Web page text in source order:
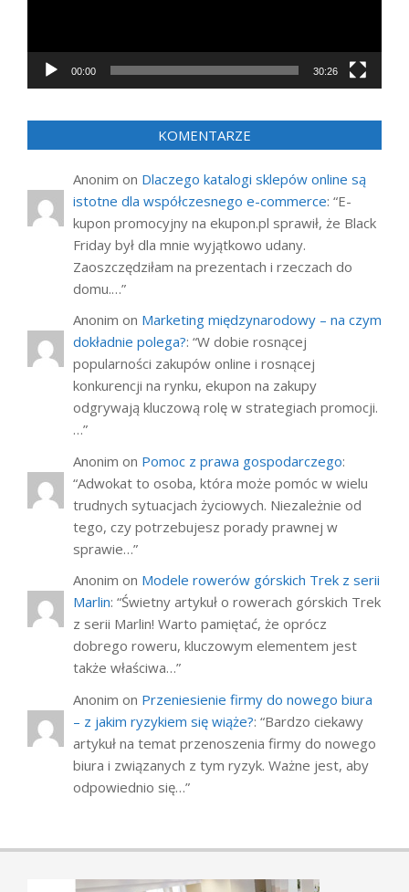
00:00 30:26
KOMENTARZE
Anonim on Dlaczego katalogi sklepów online są
istotne dla współczesnego e-commerce: “E-
kupon promocyjny na ekupon.pl sprawił, że Black
Friday był dla mnie wyjątkowo udany.
Zaoszczędziłam na prezentach i rzeczach do
domu.…”
Anonim on Marketing międzynarodowy – na czym
dokładnie polega?: “W dobie rosnącej
popularności zakupów online i rosnącej
konkurencji na rynku, ekupon na zakupy
odgrywają kluczową rolę w strategiach promocji.
…”
Anonim on Pomoc z prawa gospodarczego:
“Adwokat to osoba, która może pomóc w wielu
trudnych sytuacjach życiowych. Niezależnie od
tego, czy potrzebujesz porady prawnej w
sprawie…”
Anonim on Modele rowerów górskich Trek z serii
Marlin: “Świetny artykuł o rowerach górskich Trek
z serii Marlin! Warto pamiętać, że oprócz
dobrego roweru, kluczowym elementem jest
także właściwa…”
Anonim on Przeniesienie firmy do nowego biura
– z jakim ryzykiem się wiąże?: “Bardzo ciekawy
artykuł na temat przenoszenia firmy do nowego
biura i związanych z tym ryzyk. Ważne jest, aby
odpowiednio się…”